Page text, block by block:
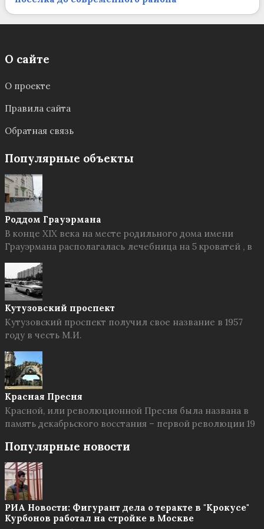
О сайте
О проекте
Правила сайта
Обратная связь
Популярные объекты
Роддом Грауэрмана
В конце XIX века на месте родильного дома имени
Грауэрмана располагалась лечебница на 5 кроватей , в
Кутузовский проспект
Кутузовский проспект получил свое название в 1957
году в честь М.И.
Красная Пресня
Красной, или революционной Пресня была названа в
память декабрьского восстания – первой революции 19
Популярные новости
РИА Новости: Фигурант дела о теракте в "Крокусе"
Курбонов работал на стройке в Москве